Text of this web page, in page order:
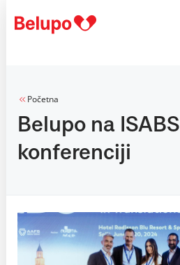
Početna
Belupo na ISABS
konferenciji